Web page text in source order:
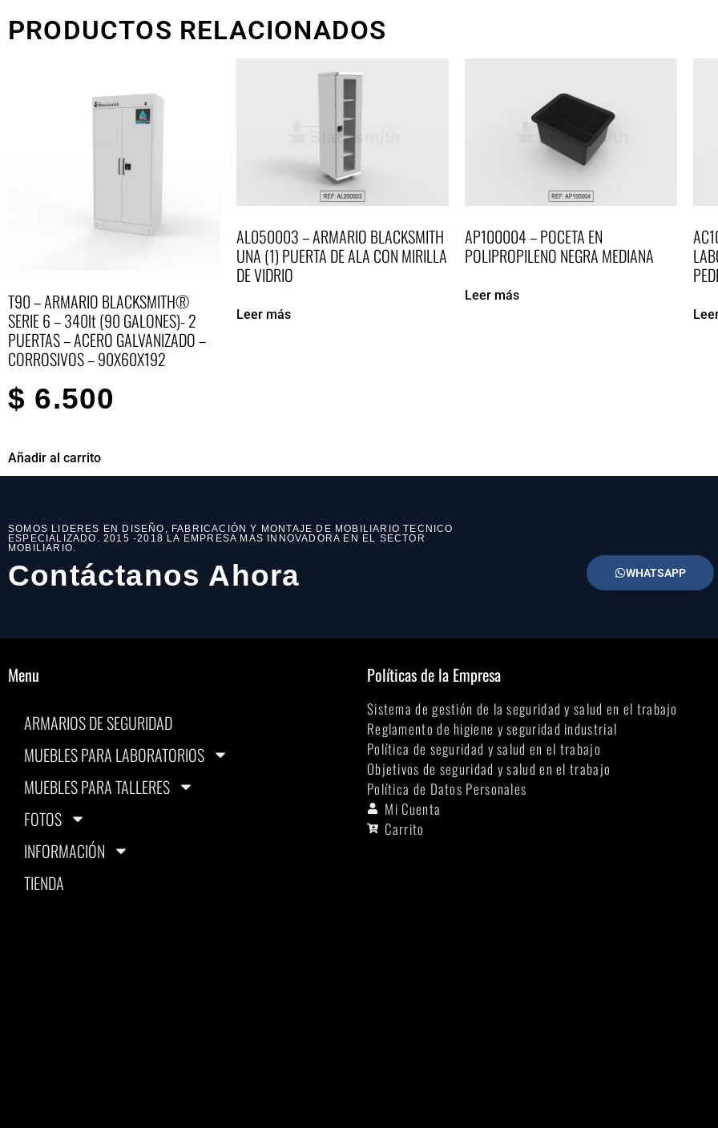
PRODUCTOS RELACIONADOS
T90 – ARMARIO BLACKSMITH®
SERIE 6 – 340lt (90 GALONES)- 2
PUERTAS – ACERO GALVANIZADO –
CORROSIVOS – 90X60X192
$ 6.500
Añadir al carrito
AL050003 – ARMARIO BLACKSMITH
UNA (1) PUERTA DE ALA CON MIRILLA
DE VIDRIO
Leer más
AP100004 – POCETA EN
POLIPROPILENO NEGRA MEDIANA
Leer más
SOMOS LIDERES EN DISEÑO, FABRICACIÓN Y MONTAJE DE MOBILIARIO TECNICO
ESPECIALIZADO. 2015 -2018 LA EMPRESA MAS INNOVADORA EN EL SECTOR
MOBILIARIO.
Contáctanos Ahora WHATSAPP
Menu
ARMARIOS DE SEGURIDAD
MUEBLES PARA LABORATORIOS
MUEBLES PARA TALLERES
FOTOS
INFORMACIÓN
TIENDA
Políticas de la Empresa
Sistema de gestión de la seguridad y salud en el trabajo
Reglamento de higiene y seguridad industrial
Política de seguridad y salud en el trabajo
Objetivos de seguridad y salud en el trabajo
Política de Datos Personales
Mi Cuenta
Carrito